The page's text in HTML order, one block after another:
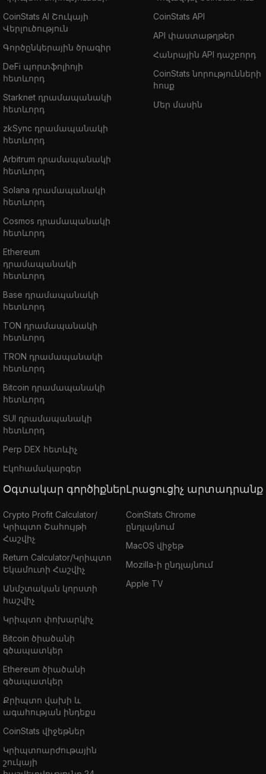
CoinStats AI Շուկայի
Վերլուծություն
Գործընկերային ծրագիր
DeFi պորտֆոլիոյի
հետևորդ
Starknet դրամապանակի
հետևորդ
zkSync դրամապանակի
հետևորդ
Arbitrum դրամապանակի
հետևորդ
Solana դրամապանակի
հետևորդ
Cosmos դրամապանակի
հետևորդ
Ethereum
դրամապանակի
հետևորդ
Base դրամապանակի
հետևորդ
TON դրամապանակի
հետևորդ
TRON դրամապանակի
հետևորդ
Bitcoin դրամապանակի
հետևորդ
SUI դրամապանակի
հետևորդ
Perp DEX հետևիչ
Էկոհամակարգեր
CoinStats API
API փաստաթղթեր
Հանրային API դաշբորդ
CoinStats նորությունների
հոսք
Մեր մասին
Օգտակար գործիքներ
Crypto Profit Calculator/
Կրիպտո Շահույթի
Հաշվիչ
Return Calculator/Կրիպտո
Եկամուտի Հաշվիչ
Անմշտական կորստի
հաշվիչ
Կրիպտո փոխարկիչ
Bitcoin ծիածանի
գծապատկեր
Ethereum ծիածանի
գծապատկեր
Քրիպտո վախի և
ագահության ինդեքս
CoinStats վիջեթներ
Կրիպտոարժութային
շուկայի
Լրացուցիչ արտադրանք
CoinStats Chrome
ընդլայնում
MacOS վիջեթ
Mozilla-ի ընդլայնում
Apple TV